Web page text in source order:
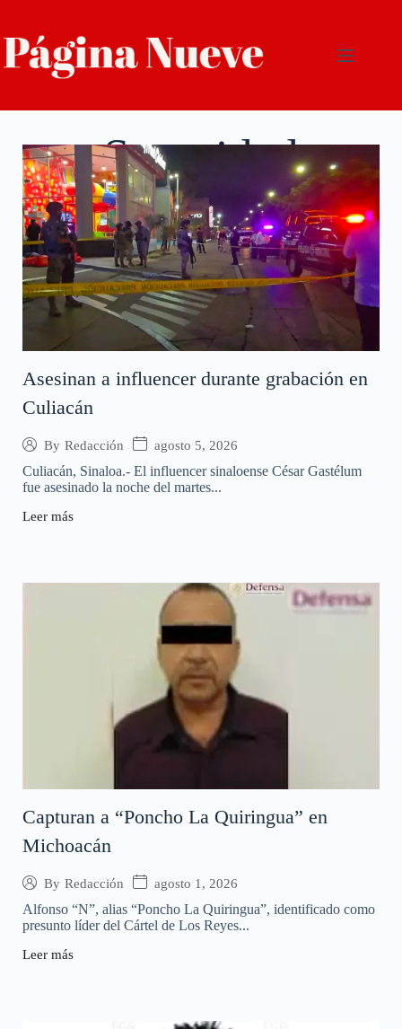
Seguridad
Asesinan a influencer durante grabación en
Culiacán
By Redacción agosto 5, 2026
Culiacán, Sinaloa.- El influencer sinaloense César Gastélum
fue asesinado la noche del martes...
Leer más
Capturan a “Poncho La Quiringua” en
Michoacán
By Redacción agosto 1, 2026
Alfonso “N”, alias “Poncho La Quiringua”, identificado como
presunto líder del Cártel de Los Reyes...
Leer más